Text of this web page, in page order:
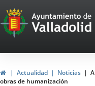
Portal
Web
del
HomeActualidad Noticias
obras de humanización